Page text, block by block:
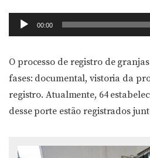
Tocador
de
00:00
O processo de registro de
fases: documental, vistoria da
registro. Atualmente, 64
desse porte estão registrados